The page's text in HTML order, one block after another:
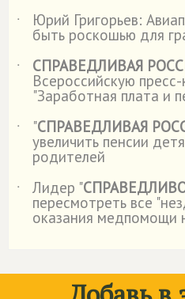
˙
Юрий Григорьев:
быть роскошью для
˙
СПРАВЕДЛИВАЯ
Всероссийскую
"Заработная плата и
˙
"СПРАВЕДЛИВАЯ
увеличить пенсии
родителей
˙
Лидер "
пересмотреть все
оказания медпомощи